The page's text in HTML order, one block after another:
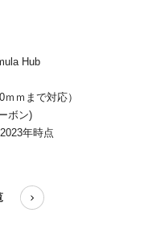
Hub
ｍまで対応）
ボン)
年時点